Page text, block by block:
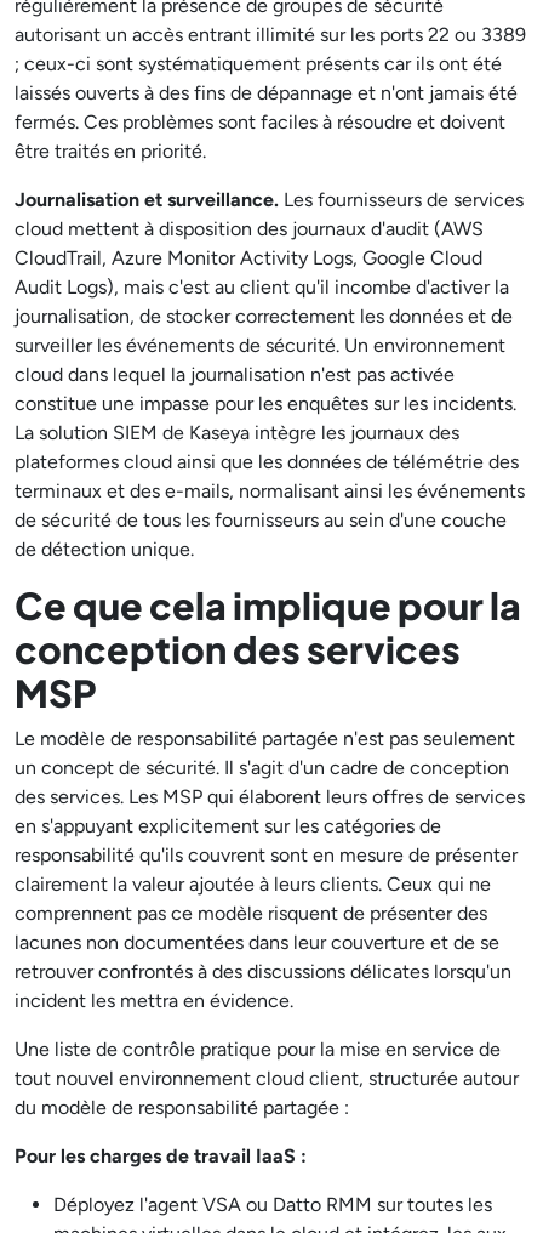
régulièrement la présence de groupes de sécurité
autorisant un accès entrant illimité sur les ports 22 ou 3389
; ceux-ci sont systématiquement présents car ils ont été
laissés ouverts à des fins de dépannage et n'ont jamais été
fermés. Ces problèmes sont faciles à résoudre et doivent
être traités en priorité.
Journalisation et surveillance. Les fournisseurs de services
cloud mettent à disposition des journaux d'audit (AWS
CloudTrail, Azure Monitor Activity Logs, Google Cloud
Audit Logs), mais c'est au client qu'il incombe d'activer la
journalisation, de stocker correctement les données et de
surveiller les événements de sécurité. Un environnement
cloud dans lequel la journalisation n'est pas activée
constitue une impasse pour les enquêtes sur les incidents.
La solution SIEM de Kaseya intègre les journaux des
plateformes cloud ainsi que les données de télémétrie des
terminaux et des e-mails, normalisant ainsi les événements
de sécurité de tous les fournisseurs au sein d'une couche
de détection unique.
Ce que cela implique pour la
conception des services
MSP
Le modèle de responsabilité partagée n'est pas seulement
un concept de sécurité. Il s'agit d'un cadre de conception
des services. Les MSP qui élaborent leurs offres de services
en s'appuyant explicitement sur les catégories de
responsabilité qu'ils couvrent sont en mesure de présenter
clairement la valeur ajoutée à leurs clients. Ceux qui ne
comprennent pas ce modèle risquent de présenter des
lacunes non documentées dans leur couverture et de se
retrouver confrontés à des discussions délicates lorsqu'un
incident les mettra en évidence.
Une liste de contrôle pratique pour la mise en service de
tout nouvel environnement cloud client, structurée autour
du modèle de responsabilité partagée :
Pour les charges de travail IaaS :
Déployez l'agent VSA ou Datto RMM sur toutes les